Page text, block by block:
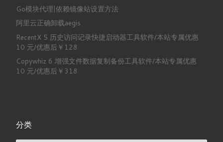
Go模块代理|依赖镜像站设置方法
阿里云正确卸载aegis
RecentX 5 历史访问记录快捷启动器工具软件/本站专属优惠
10 元/优惠后￥128
Copywhiz 6 增强文件数据复制备份工具软件/本站专属优惠
10 元/优惠后￥318
分类